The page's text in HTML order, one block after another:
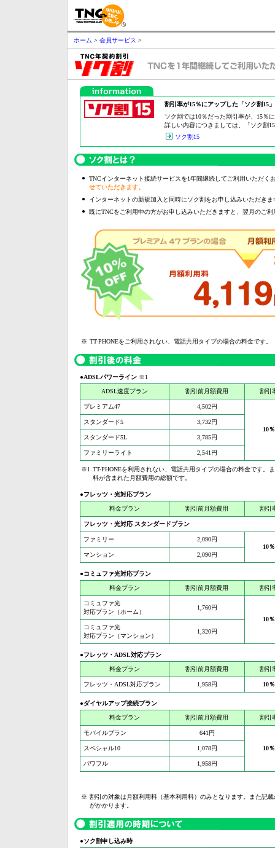
ホーム > 会員サービス >
割引率が15％にアップした「ソク割15
ソク割では10％だった割引率が、15％
詳しい内容につきましては、「ソク割
ソク割15
●
TNCインターネット接続サービスを1年間継続してご利用いただく
せていただきます。
●
インターネットの新規加入と同時にソク割をお申し込みいただき
●
既にTNCをご利用中の方がお申し込みいただきますと、翌月のご
※ TT-PHONEをご利用されない、電話共用タイプの場合の料金です。
●ADSLパワーライン ※1
ADSL速度プラン 割引前月額費用 割引
プレミアム47 4,502円
10％
スタンダード5 3,732円
スタンダード5L 3,785円
ファミリーライト 2,541円
※1 TT-PHONEを利用されない、電話共用タイプの場合の料金です。
料が含まれた月額費用の総額です。
●フレッツ・光対応プラン
料金プラン 割引前月額費用 割引
フレッツ・光対応 スタンダードプラン
ファミリー
2,090円
10％
マンション
2,090円
●コミュファ光対応プラン
料金プラン 割引前月額費用 割引
コミュファ光
対応プラン（ホーム）
1,760円
10％
コミュファ光
対応プラン（マンション）
1,320円
●フレッツ・ADSL対応プラン
料金プラン 割引前月額費用 割引
フレッツ・ADSL対応プラン 1,958円 10％
●ダイヤルアップ接続プラン
料金プラン 割引前月額費用 割引
モバイルプラン 641円
10％
スペシャル10 1,078円
パワフル 1,958円
※ 割引の対象は月額利用料（基本利用料）のみとなります。また記
がかかります。
●ソク割申し込み時